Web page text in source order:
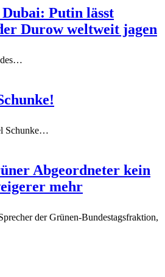
Putin lässt
Durow weltweit jagen
des…
Schunke…
Abgeordneter kein
mehr
der Grünen-Bundestagsfraktion,